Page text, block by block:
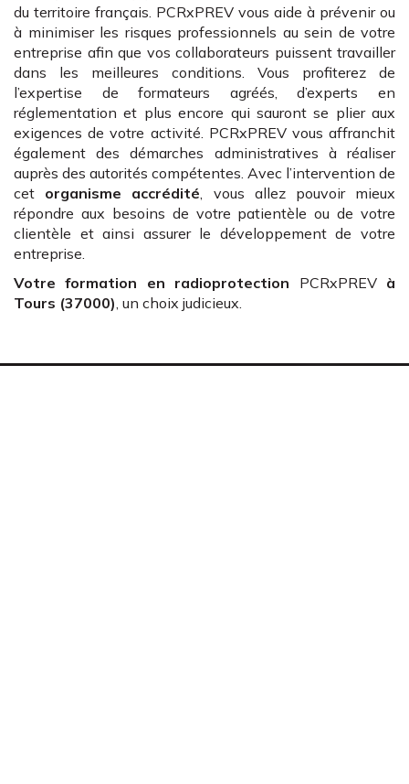
du territoire français. PCRxPREV vous aide à prévenir ou
à minimiser les risques professionnels au sein de votre
entreprise afin que vos collaborateurs puissent travailler
dans les meilleures conditions. Vous profiterez de
l’expertise de formateurs agréés, d’experts en
réglementation et plus encore qui sauront se plier aux
exigences de votre activité. PCRxPREV vous affranchit
également des démarches administratives à réaliser
auprès des autorités compétentes. Avec l’intervention de
cet organisme accrédité, vous allez pouvoir mieux
répondre aux besoins de votre patientèle ou de votre
clientèle et ainsi assurer le développement de votre
entreprise.
Votre formation en radioprotection PCRxPREV à
Tours (37000), un choix judicieux.